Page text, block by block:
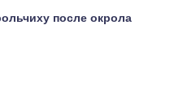
после окрола